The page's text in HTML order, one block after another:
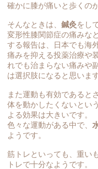
確かに膝が痛いと歩くの
そんなときは、 鍼灸をし
変形性膝関節症の痛みな
する報告は、日本でも海
痛みを抑える投薬治療や
れでも治まらない痛みや
は選択肢になると思います
また運動も有効であると
体を動かしたくないとい
よる効果は大きいです。
色々な運動がある中で、
ようです。
筋トレといっても、重い
トレで十分なようです。